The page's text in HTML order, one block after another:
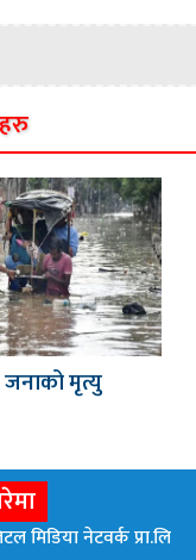
मृत्यु
मिडिया नेटवर्क प्रा.लि